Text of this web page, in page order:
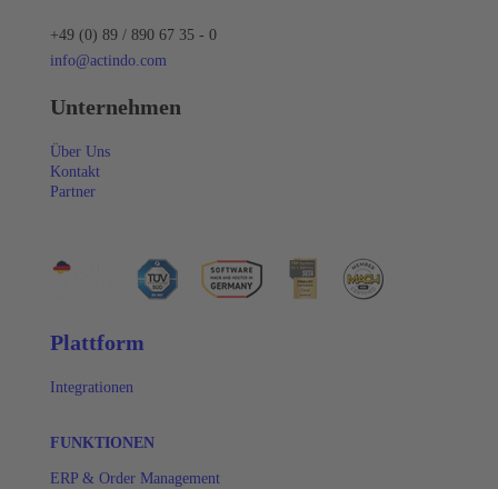
+49 (0) 89 / 890 67 35 - 0
info@actindo.com
Unternehmen
Über Uns
Kontakt
Partner
Plattform
Integrationen
FUNKTIONEN
ERP & Order Management